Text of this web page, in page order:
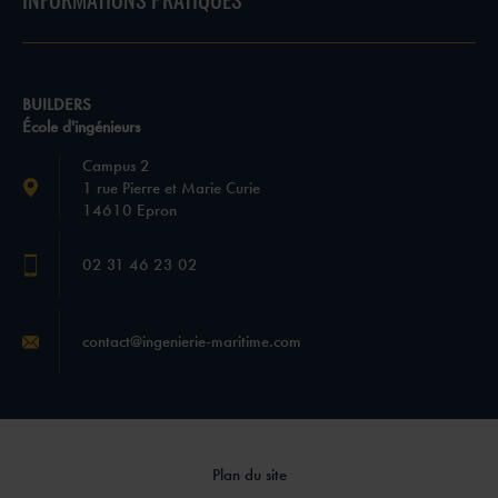
BUILDERS
École d'ingénieurs
Campus 2
1 rue Pierre et Marie Curie
14610 Epron
02 31 46 23 02
contact@ingenierie-maritime.com
Plan du site